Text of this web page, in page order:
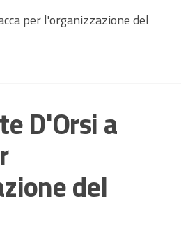
per l'organizzazione del
D'Orsi a
del